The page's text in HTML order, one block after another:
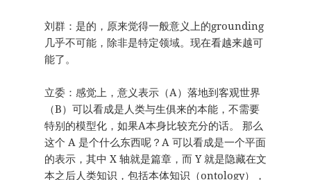
刘群：是的，原来觉得一般意义上的grounding
几乎不可能，除非是特定领域。现在看越来越可
能了。
立委：感觉上，意义表示（A）落地到客观世界
（B）可以看成是人类与生俱来的本能，不需要
特别的模型化，如果A本身比较充分的话。 那么
这个 A 是个什么东西呢？A 可以看成是一个平面
的表示，其中 X 轴就是篇章，而 Y 就是隐藏在文
本之后人类知识，包括本体知识（ontology），